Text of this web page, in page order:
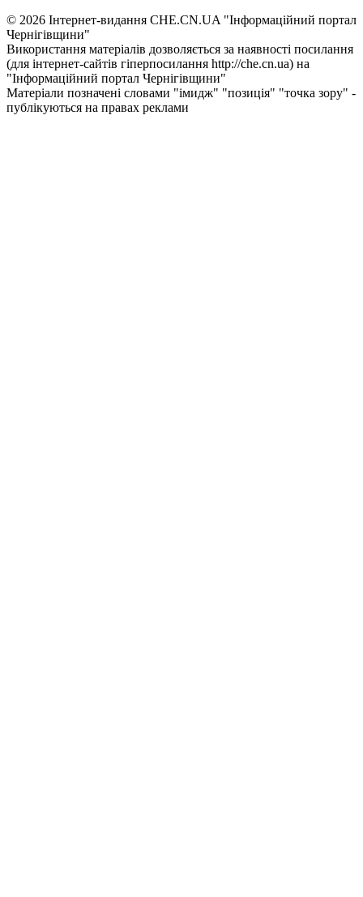
© 2026 Інтернет-видання CHE.CN.UA "Інформаційний портал
Чернiгiвщини"
Використання матеріалів дозволяється за наявності посилання
(для інтернет-сайтів гіперпосилання http://che.cn.ua) на
"Інформаційний портал Чернiгiвщини"
Матеріали позначені словами "імидж" "позиція" "точка зору" -
публікуються на правах реклами